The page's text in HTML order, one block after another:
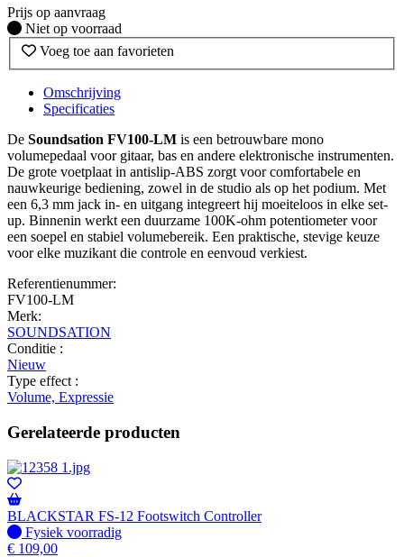
Prijs op aanvraag
Fysiek voorradig
Niet op voorraad
Voeg toe aan favorieten
Omschrijving
Specificaties
De Soundsation FV100-LM is een betrouwbare mono
volumepedaal voor gitaar, bas en andere elektronische instrumenten.
De grote voetplaat in antislip-ABS zorgt voor comfortabele en
nauwkeurige bediening, zowel in de studio als op het podium. Met
een 6,3 mm jack in- en uitgang integreert hij moeiteloos in elke set-
up. Binnenin werkt een duurzame 100K-ohm potentiometer voor
een soepel en stabiel volumebereik. Een praktische, stevige keuze
voor elke muzikant die controle en eenvoud verkiest.
Referentienummer:
FV100-LM
Merk:
SOUNDSATION
Conditie :
Nieuw
Type effect :
Volume, Expressie
Gerelateerde producten
BLACKSTAR FS-12 Footswitch Controller
Fysiek voorradig
Fysiek voorradig
€ 109,00